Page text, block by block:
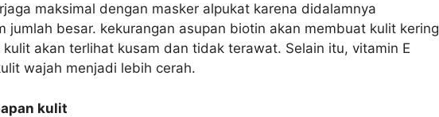
maksimal dengan masker alpukat karena didalamnya
jumlah besar. kekurangan asupan biotin akan membuat kulit kering
akan terlihat kusam dan tidak terawat. Selain itu, vitamin E
wajah menjadi lebih cerah.
kulit